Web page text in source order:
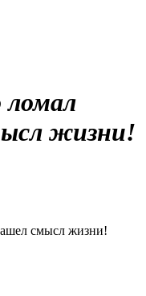
ломал
жизни!
смысл жизни!